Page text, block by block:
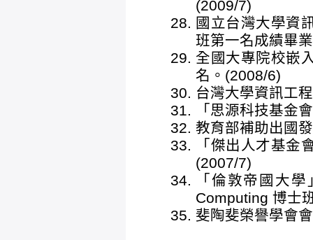
(2009/7)
國立台灣大學資
班第一名成績畢
全國大專院校嵌
名。(2008/6)
台灣大學資訊工
「思源科技基金
教育部補助出國
「傑出人才基金
(2007/7)
「倫敦帝國大
Computing 博士
斐陶斐榮譽學會